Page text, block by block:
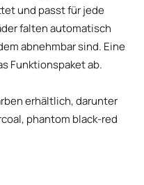
und passt für jede
falten automatisch
abnehmbar sind. Eine
Funktionspaket ab.
erhältlich, darunter
phantom black-red